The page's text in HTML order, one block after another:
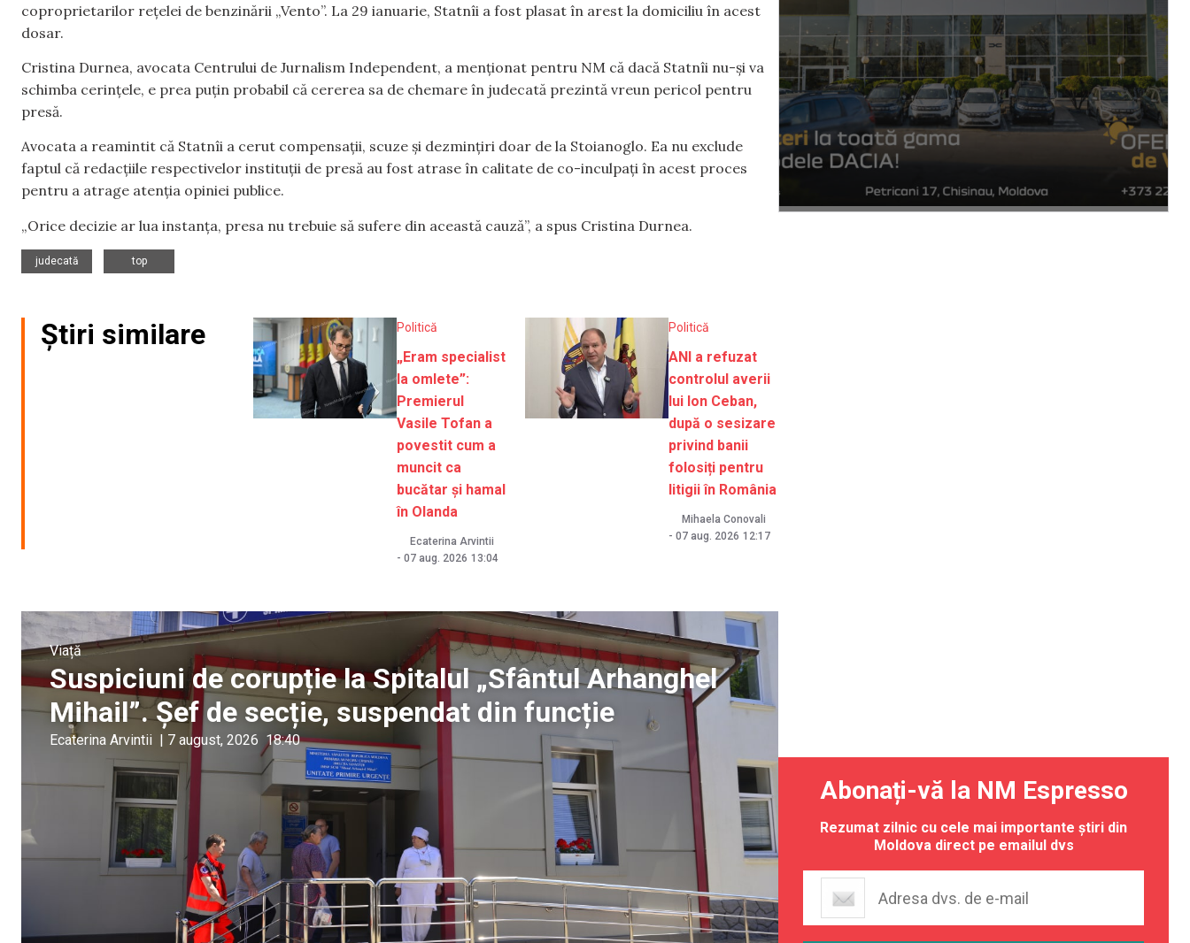
coproprietarilor rețelei de benzinării „Vento”. La 29 ianuarie, Statnîi a fost plasat în arest la domiciliu în acest
dosar.
Cristina Durnea, avocata Centrului de Jurnalism Independent, a menționat pentru NM că dacă Statnîi nu-și va
schimba cerințele, e prea puțin probabil că cererea sa de chemare în judecată prezintă vreun pericol pentru
presă.
Avocata a reamintit că Statnîi a cerut compensații, scuze și dezmințiri doar de la Stoianoglo. Ea nu exclude
faptul că redacțiile respectivelor instituții de presă au fost atrase în calitate de co-inculpați în acest proces
pentru a atrage atenția opiniei publice.
„Orice decizie ar lua instanța, presa nu trebuie să sufere din această cauză”, a spus Cristina Durnea.
judecată
top
Știri similare Politică
„Eram specialist
la omlete”:
Premierul
Vasile Tofan a
povestit cum a
muncit ca
bucătar și hamal
în Olanda
Ecaterina Arvintii
- 07 aug. 2026 13:04
Politică
ANI a refuzat
controlul averii
lui Ion Ceban,
după o sesizare
privind banii
folosiți pentru
litigii în România
Mihaela Conovali
- 07 aug. 2026 12:17
Viață
Suspiciuni de corupție la Spitalul „Sfântul Arhanghel
Mihail”. Șef de secție, suspendat din funcție
Ecaterina Arvintii | 7 august, 2026 18:40
Abonați-vă la NM Espresso
Rezumat zilnic cu cele mai importante știri din
Moldova direct pe emailul dvs